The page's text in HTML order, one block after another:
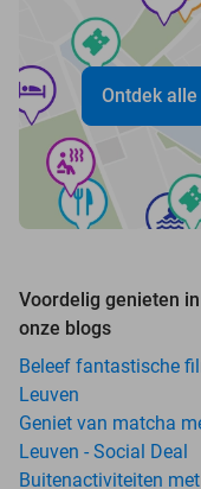
Ontdek
Voordelig genieten
onze blogs
Beleef fantastische
Leuven
Geniet van matcha
Leuven - Social Deal
Buitenactiviteiten